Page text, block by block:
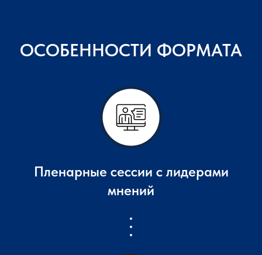
ОСОБЕННОСТИ ФОРМАТА
Пленарные сессии c лидерами
мнений